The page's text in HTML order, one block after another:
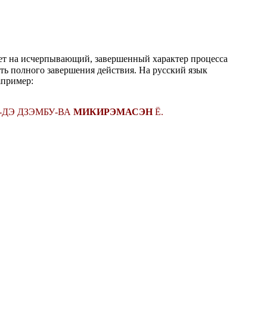
на исчерпывающий, завершенный характер процесса
полного завершения действия. На русский язык
ДЗЭМБУ-ВА МИКИРЭМАСЭНЁ.